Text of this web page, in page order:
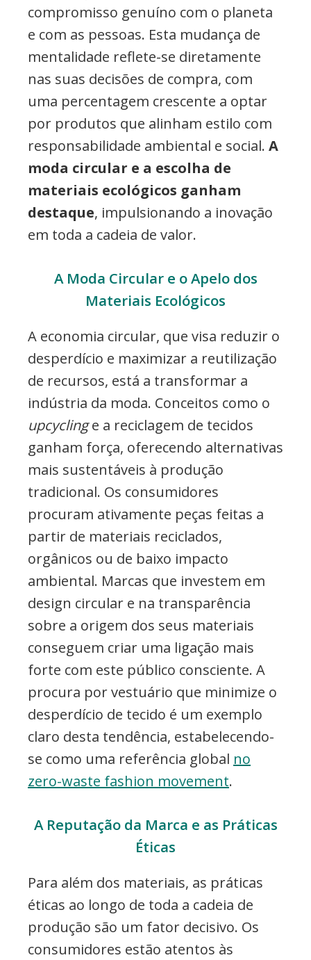
compromisso genuíno com o planeta
e com as pessoas. Esta mudança de
mentalidade reflete-se diretamente
nas suas decisões de compra, com
uma percentagem crescente a optar
por produtos que alinham estilo com
responsabilidade ambiental e social. A
moda circular e a escolha de
materiais ecológicos ganham
destaque, impulsionando a inovação
em toda a cadeia de valor.
A Moda Circular e o Apelo dos
Materiais Ecológicos
A economia circular, que visa reduzir o
desperdício e maximizar a reutilização
de recursos, está a transformar a
indústria da moda. Conceitos como o
upcyclinge a reciclagem de tecidos
ganham força, oferecendo alternativas
mais sustentáveis à produção
tradicional. Os consumidores
procuram ativamente peças feitas a
partir de materiais reciclados,
orgânicos ou de baixo impacto
ambiental. Marcas que investem em
design circular e na transparência
sobre a origem dos seus materiais
conseguem criar uma ligação mais
forte com este público consciente. A
procura por vestuário que minimize o
desperdício de tecido é um exemplo
claro desta tendência, estabelecendo-
se como uma referência global no
zero-waste fashion movement.
A Reputação da Marca e as Práticas
Éticas
Para além dos materiais, as práticas
éticas ao longo de toda a cadeia de
produção são um fator decisivo. Os
consumidores estão atentos às